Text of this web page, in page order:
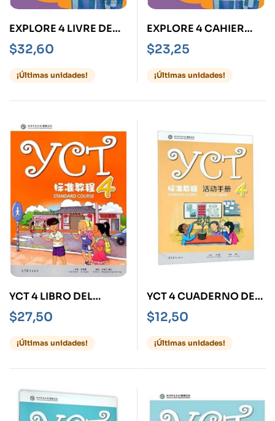
EXPLORE 4 LIVRE DE
L’ELEVE
$32,60
¡Últimas unidades!
EXPLORE 4 CAHIER
D’ACTIVITES
$23,25
¡Últimas unidades!
YCT 4 LIBRO DEL
ALUMNO
$27,50
¡Últimas unidades!
YCT 4 CUADERNO DE
ACTIVIDADES
$12,50
¡Últimas unidades!